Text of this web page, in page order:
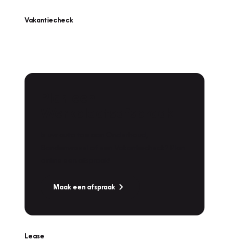
Vakantiecheck
Maak een afspraak
Lease